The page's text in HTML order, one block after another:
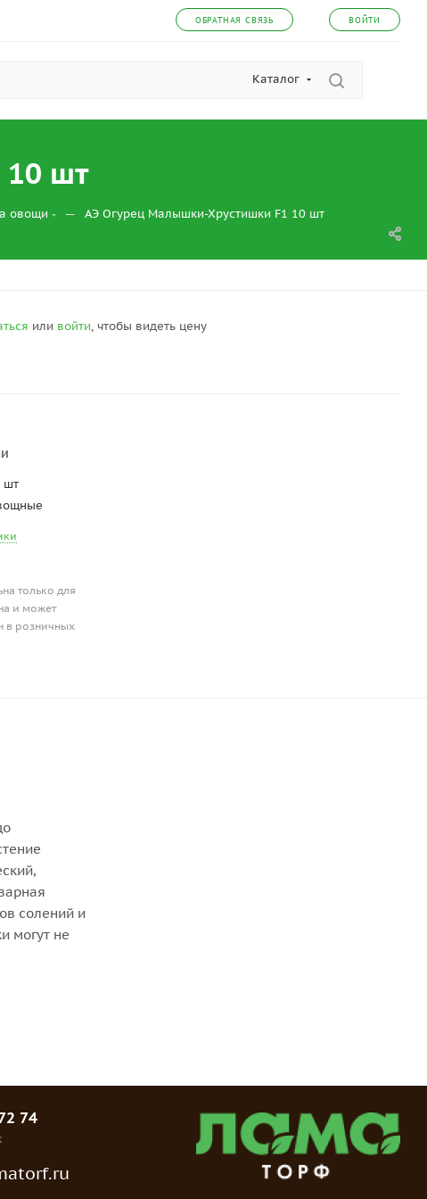
ОБРАТНАЯ СВЯЗЬ ВОЙТИ
Каталог
10 шт
овощи — АЭ Огурец Малышки-Хрустишки F1 10 шт
или войти, чтобы видеть цену
шт
только для
и может
в розничных
солений и
могут не
74